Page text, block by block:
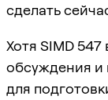
сделать
Хотя SIMD
обсуждения и
для